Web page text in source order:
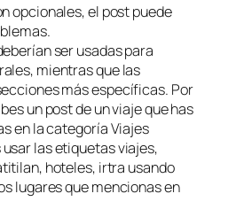
opcionales, el post puede
ser usadas para
mientras que las
más específicas. Por
un post de un viaje que has
en la categoríaViajes
las etiquetasviajes,
hoteles, irtra usando
lugares que mencionas en